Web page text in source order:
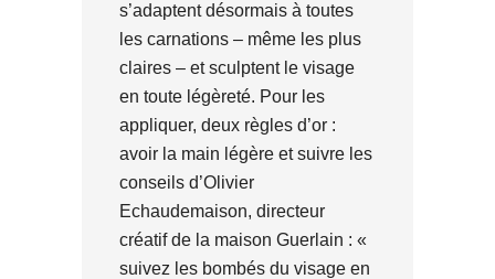
s’adaptent désormais à toutes
les carnations – même les plus
claires – et sculptent le visage
en toute légèreté. Pour les
appliquer, deux règles d’or :
avoir la main légère et suivre les
conseils d’Olivier
Echaudemaison, directeur
créatif de la maison Guerlain : «
suivez les bombés du visage en